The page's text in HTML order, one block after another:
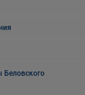
Беловского